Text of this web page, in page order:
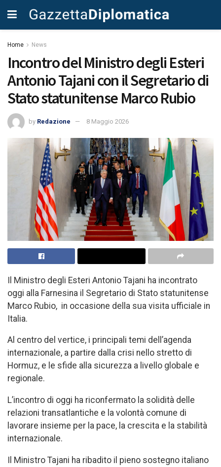
Home News
Incontro del Ministro degli Esteri
Antonio Tajani con il Segretario di
Stato statunitense Marco Rubio
by Redazione 8 Maggio 2026
Il Ministro degli Esteri Antonio Tajani ha incontrato
oggi alla Farnesina il Segretario di Stato statunitense
Marco Rubio, in occasione della sua visita ufficiale in
Italia.
Al centro del vertice, i principali temi dell’agenda
internazionale, a partire dalla crisi nello stretto di
Hormuz, e le sfide alla sicurezza a livello globale e
regionale.
L’incontro di oggi ha riconfermato la solidità delle
relazioni transatlantiche e la volontà comune di
lavorare insieme per la pace, la crescita e la stabilità
internazionale.
Il Ministro Tajani ha ribadito il pieno sostegno italiano